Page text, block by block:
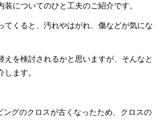
についてのひと工夫のご紹介です。
てくると、汚れやはがれ、傷などが気にな
えを検討されるかと思いますが、そんなと
ます。
グのクロスが古くなったため、クロスの